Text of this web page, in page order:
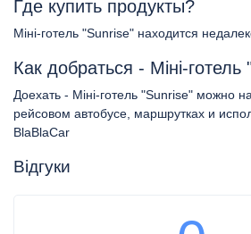
Где купить продукты?
Міні-готель "Sunrise" находится
Как добраться - Міні-готель
Доехать - Міні-готель "Sunrise" можно
рейсовом автобусе, маршрутках и
BlaBlaCar
Відгуки